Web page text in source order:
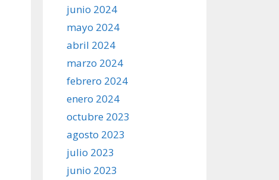
junio 2024
mayo 2024
abril 2024
marzo 2024
febrero 2024
enero 2024
octubre 2023
agosto 2023
julio 2023
junio 2023